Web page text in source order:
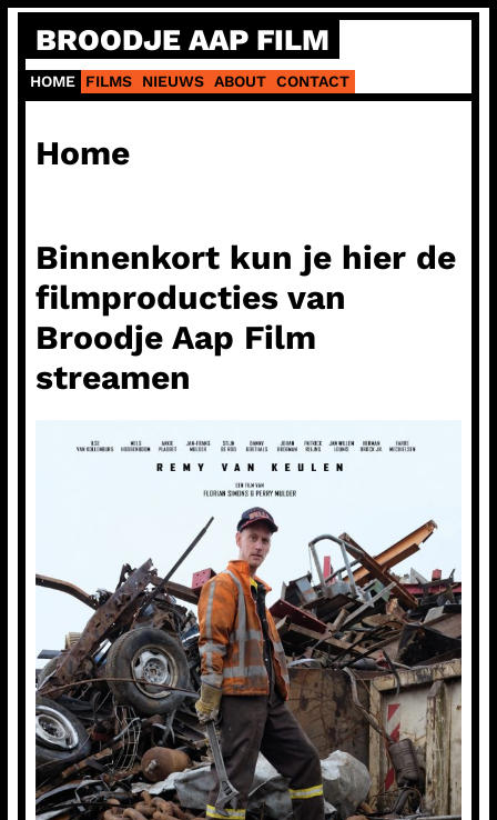
naar
de
inhoud
BROODJE AAP FILM
HOME FILMS NIEUWS ABOUT CONTACT
Home
Binnenkort kun je hier de
filmproducties van
Broodje Aap Film
streamen